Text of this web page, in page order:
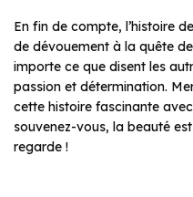
En fin de compte, l’histoire
de dévouement à la quête
importe ce que disent les
passion et détermination.
cette histoire fascinante
souvenez-vous, la beauté
regarde !